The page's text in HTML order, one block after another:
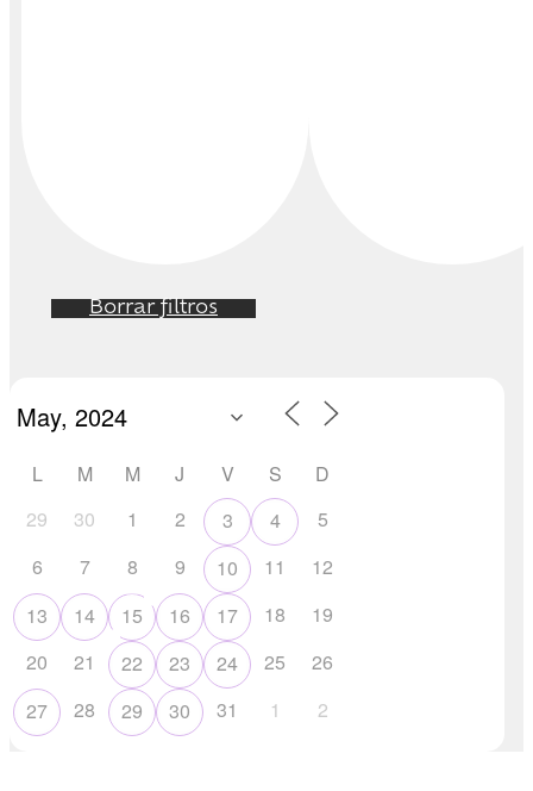
Borrar filtros
L M M J V S
D
29
30 1 2 3 4
5
6
7 8 9 10 11
12
13
14 15 16 17 18
19
20
21 22 23 24 25
26
27
28 29 30 31 1 2